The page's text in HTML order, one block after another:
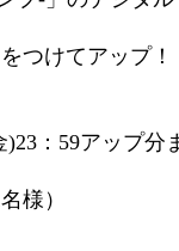
つけてアップ！
：59アップ分
様）